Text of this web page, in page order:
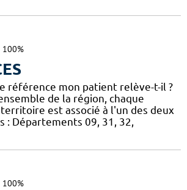
100%
référence mon patient relève-t-il ?
de la région, chaque
est associé à l'un des deux
: Départements 09, 31, 32,
100%